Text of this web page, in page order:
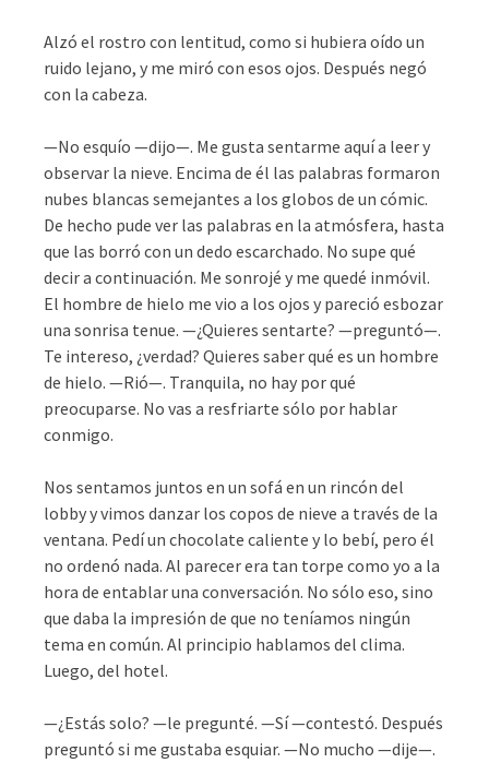
Alzó el rostro con lentitud, como si hubiera oído un
ruido lejano, y me miró con esos ojos. Después negó
con la cabeza.
—No esquío —dijo—. Me gusta sentarme aquí a leer y
observar la nieve. Encima de él las palabras formaron
nubes blancas semejantes a los globos de un cómic.
De hecho pude ver las palabras en la atmósfera, hasta
que las borró con un dedo escarchado. No supe qué
decir a continuación. Me sonrojé y me quedé inmóvil.
El hombre de hielo me vio a los ojos y pareció esbozar
una sonrisa tenue. —¿Quieres sentarte? —preguntó—.
Te intereso, ¿verdad? Quieres saber qué es un hombre
de hielo. —Rió—. Tranquila, no hay por qué
preocuparse. No vas a resfriarte sólo por hablar
conmigo.
Nos sentamos juntos en un sofá en un rincón del
lobby y vimos danzar los copos de nieve a través de la
ventana. Pedí un chocolate caliente y lo bebí, pero él
no ordenó nada. Al parecer era tan torpe como yo a la
hora de entablar una conversación. No sólo eso, sino
que daba la impresión de que no teníamos ningún
tema en común. Al principio hablamos del clima.
Luego, del hotel.
—¿Estás solo? —le pregunté. —Sí —contestó. Después
preguntó si me gustaba esquiar. —No mucho —dije—.